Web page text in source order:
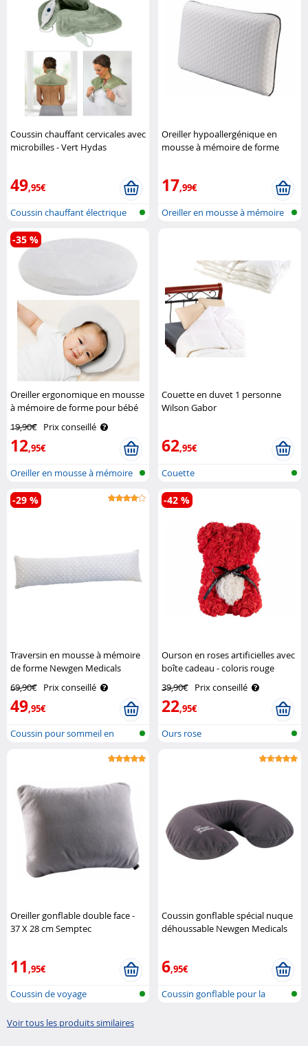
Coussin chauffant cervicales avec
microbilles - Vert Hydas
49,95€
Coussin chauffant électrique
épaule
Oreiller hypoallergénique en
mousse à mémoire de forme
17,99€
Oreiller en mousse à mémoire
Oreiller ergonomique en mousse
à mémoire de forme pour bébé
19,90€ Prix conseillé
12,95€
-35 %
Oreiller en mousse à mémoire
de for..
Couette en duvet 1 personne
Wilson Gabor
62,95€
Couette
Traversin en mousse à mémoire
de forme Newgen Medicals
69,90€ Prix conseillé
49,95€
-29 %
Coussin pour sommeil en
Ourson en roses artificielles avec
boîte cadeau - coloris rouge
39,90€ Prix conseillé
22,95€
-42 %
Ours rose
Oreiller gonflable double face -
37 X 28 cm Semptec
11 ,95€
Coussin de voyage
Coussin gonflable spécial nuque
déhoussable Newgen Medicals
6,95€
Coussin gonflable pour la
Voir tous les produits similaires